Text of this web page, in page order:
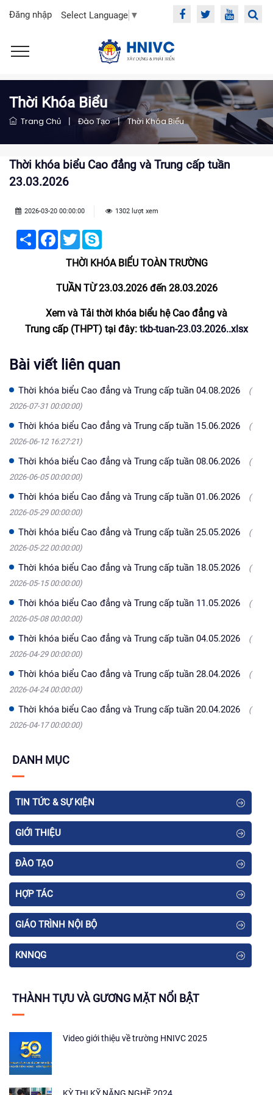
Đăng nhập Select Language ▼
Thời Khóa Biểu
Trang Chủ | Đào Tạo | Thời Khóa Biểu
Thời khóa biểu Cao đẳng và Trung cấp tuần
23.03.2026
2026-03-20 00:00:00 1302 lượt xem
Share Facebook
Twitter
THỜI KHÓA BIỂU TOÀN TRƯỜNG
TUẦN TỪ 23.03.2026 đến 28.03.2026
Xem và Tải thời khóa biểu hệ Cao đẳng và
Trung cấp (THPT) tại đây: tkb-tuan-23.03.2026..xlsx
Bài viết liên quan
Thời khóa biểu Cao đẳng và Trung cấp tuần 04.08.2026
(
2026-07-31 00:00:00)
Thời khóa biểu Cao đẳng và Trung cấp tuần 15.06.2026
(
2026-06-12 16:27:21)
Thời khóa biểu Cao đẳng và Trung cấp tuần 08.06.2026
(
2026-06-05 00:00:00)
Thời khóa biểu Cao đẳng và Trung cấp tuần 01.06.2026
(
2026-05-29 00:00:00)
Thời khóa biểu Cao đẳng và Trung cấp tuần 25.05.2026
(
2026-05-22 00:00:00)
Thời khóa biểu Cao đẳng và Trung cấp tuần 18.05.2026
(
2026-05-15 00:00:00)
Thời khóa biểu Cao đẳng và Trung cấp tuần 11.05.2026
(
2026-05-08 00:00:00)
Thời khóa biểu Cao đẳng và Trung cấp tuần 04.05.2026
(
2026-04-29 00:00:00)
Thời khóa biểu Cao đẳng và Trung cấp tuần 28.04.2026
(
2026-04-24 00:00:00)
Thời khóa biểu Cao đẳng và Trung cấp tuần 20.04.2026
(
2026-04-17 00:00:00)
DANH MỤC
TIN TỨC & SỰ KIỆN
GIỚI THIỆU
ĐÀO TẠO
HỢP TÁC
GIÁO TRÌNH NỘI BỘ
KNNQG
THÀNH TỰU VÀ GƯƠNG MẶT NỔI BẬT
Video giới thiệu về trường HNIVC 2025
KỲ THI KỸ NĂNG NGHỀ 2024